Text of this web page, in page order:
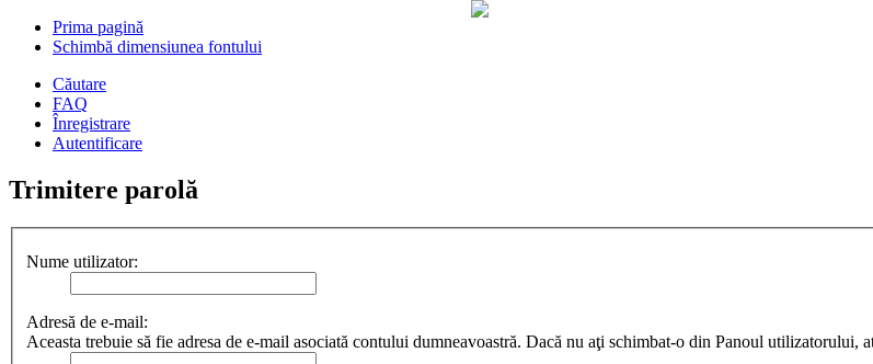
Prima pagină
Schimbă dimensiunea fontului
Căutare
FAQ
Înregistrare
Autentificare
Trimitere parolă
Nume utilizator:
Adresă de e-mail:
Aceasta trebuie să fie adresa de e-mail asociată contului dumneavoastră. Dacă nu aţi schimbat-o din Panoul utilizatorului,